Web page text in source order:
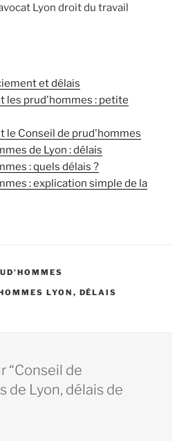
Lyon droit du travail
et délais
les prud'hommes : petite
le Conseil de prud'hommes
de Lyon : délais
: quels délais ?
: explication simple de la
LYON , DÉLAIS
“Conseil de
de Lyon, délais de